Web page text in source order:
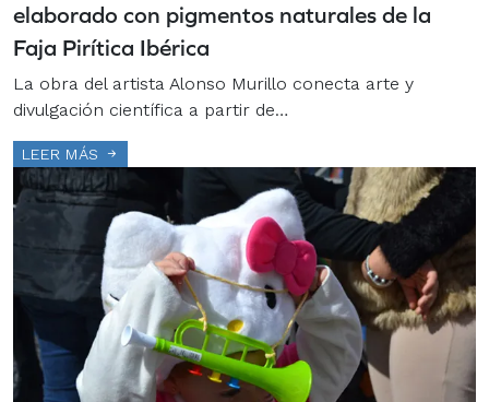
elaborado con pigmentos naturales de la
Faja Pirítica Ibérica
La obra del artista Alonso Murillo conecta arte y
divulgación científica a partir de…
LEER MÁS